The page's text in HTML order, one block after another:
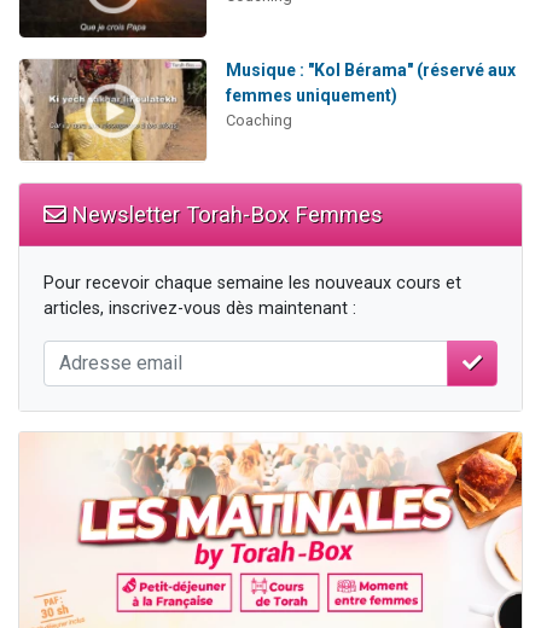
Musique : "Kol Bérama" (réservé aux
femmes uniquement)
Coaching
Newsletter Torah-Box Femmes
Pour recevoir chaque semaine les nouveaux cours et
articles, inscrivez-vous dès maintenant :